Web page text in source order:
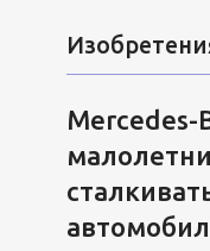
Mercedes-